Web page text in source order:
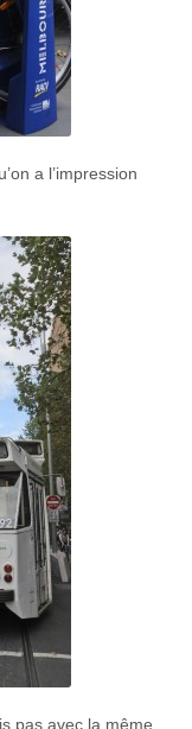
a l’impression
pas avec la même